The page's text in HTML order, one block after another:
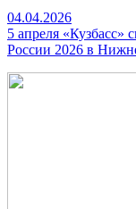
04.04.2026
5 апреля «Кузбасс»
России 2026 в